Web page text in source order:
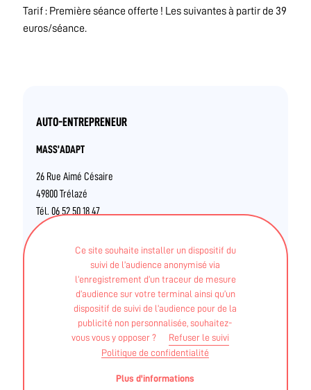
Ce site souhaite installer un dispositif du
suivi de l’audience anonymisé via
l’enregistrement d’un traceur de mesure
d’audience sur votre terminal ainsi qu’un
dispositif de suivi de l’audience pour de la
publicité non personnalisée, souhaitez-
vous vous y opposer ?
Refuser le suivi
Politique de confidentialité
Plus d'informations
Tarif : Première séance offerte ! Les suivantes à partir de 39
euros/séance.
AUTO-ENTREPRENEUR
MASS’ADAPT
26 Rue Aimé Césaire
49800 Trélazé
Tél. 06 52 50 18 47
06 52 50 18 47
INTERVENANTS
ALEX MASSARINI